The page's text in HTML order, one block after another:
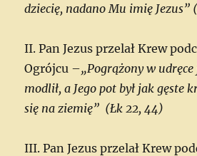
dziecię, nadano Mu imię Jezus”
II. Pan Jezus przelał Krew
Ogrójcu –„Pogrążony w
modlił, a Jego pot był jak gęste
się na ziemię” (Łk 22, 44)
III. Pan Jezus przelał Krew